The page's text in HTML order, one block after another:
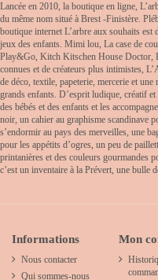
Lancée en 2010, la boutique en ligne,
du même nom situé à Brest -Finistère.
boutique internet L’arbre aux souhaits
jeux des enfants. Mimi lou, La case de
Play&Go, Kitch Kitschen House Doctor,
connues et de créateurs plus intimistes,
de déco, textile, papeterie, mercerie et
grands enfants. D’esprit ludique, créatif
des bébés et des enfants et les
noir, un cahier au graphisme scandinave
s’endormir au pays des merveilles, une
pour les appétits d’ogres, un peu de
printanières et des couleurs gourmandes
c’est un inventaire à la Prévert, une bulle
Informations
Nous contacter
Qui sommes-nous
Mon